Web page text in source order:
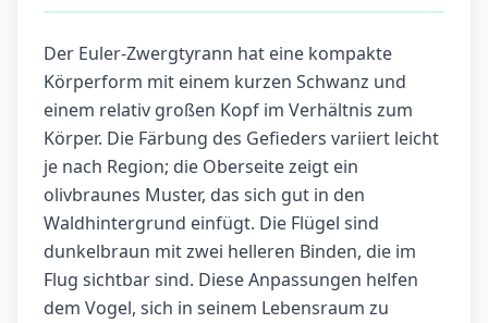
Der Euler-Zwergtyrann hat eine kompakte
Körperform mit einem kurzen Schwanz und
einem relativ großen Kopf im Verhältnis zum
Körper. Die Färbung des Gefieders variiert leicht
je nach Region; die Oberseite zeigt ein
olivbraunes Muster, das sich gut in den
Waldhintergrund einfügt. Die Flügel sind
dunkelbraun mit zwei helleren Binden, die im
Flug sichtbar sind. Diese Anpassungen helfen
dem Vogel, sich in seinem Lebensraum zu